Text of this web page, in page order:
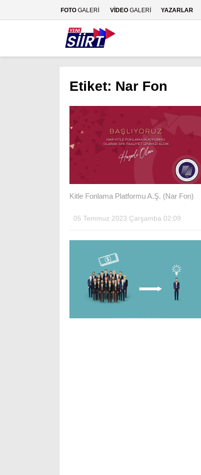
FOTO GALERİ VİDEO GALERİ YAZARLAR
Etiket: Nar Fon
Kitle Fonlama Platformu A.Ş. (Nar Fon)
05 Temmuz 2023 Çarşamba 02:09